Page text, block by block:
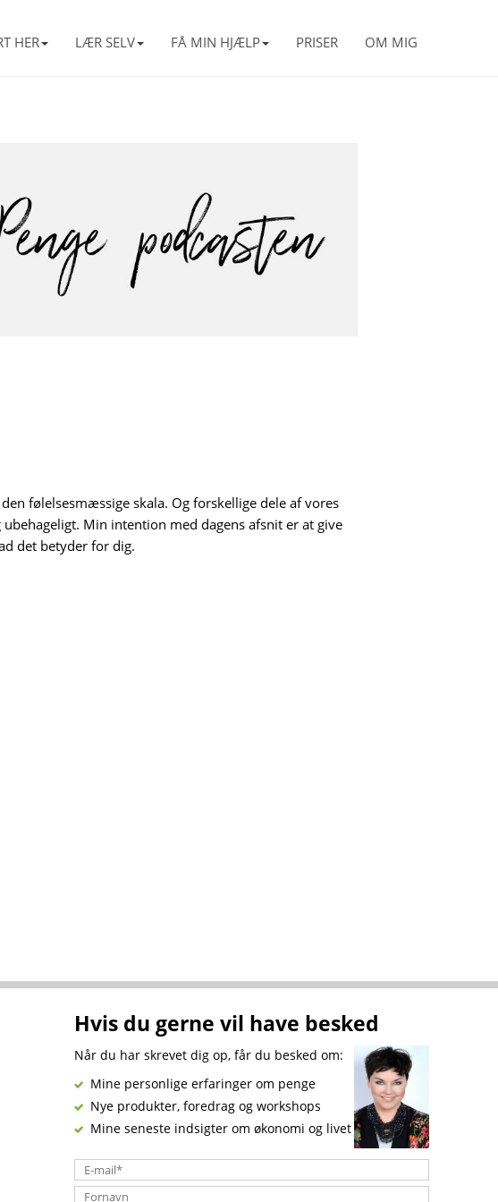
HER LÆR SELV FÅ MIN HJÆLP PRISER OM MIG
følelsesmæssige skala. Og forskellige dele af vores
Min intention med dagens afsnit er at give
det betyder for dig.
Hvis du gerne vil have besked
Når du har skrevet dig op, får du besked om:
Mine personlige erfaringer om penge
Nye produkter, foredrag og workshops
Mine seneste indsigter om økonomi og livet